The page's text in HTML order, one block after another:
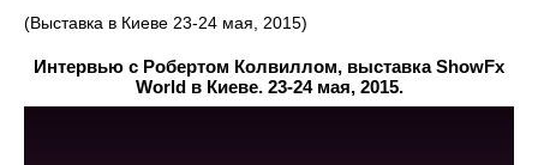
(Выставка в Киеве 23-24 мая, 2015)
Интервью с Робертом Колвиллом, выставка ShowFx
World в Киеве. 23-24 мая, 2015.